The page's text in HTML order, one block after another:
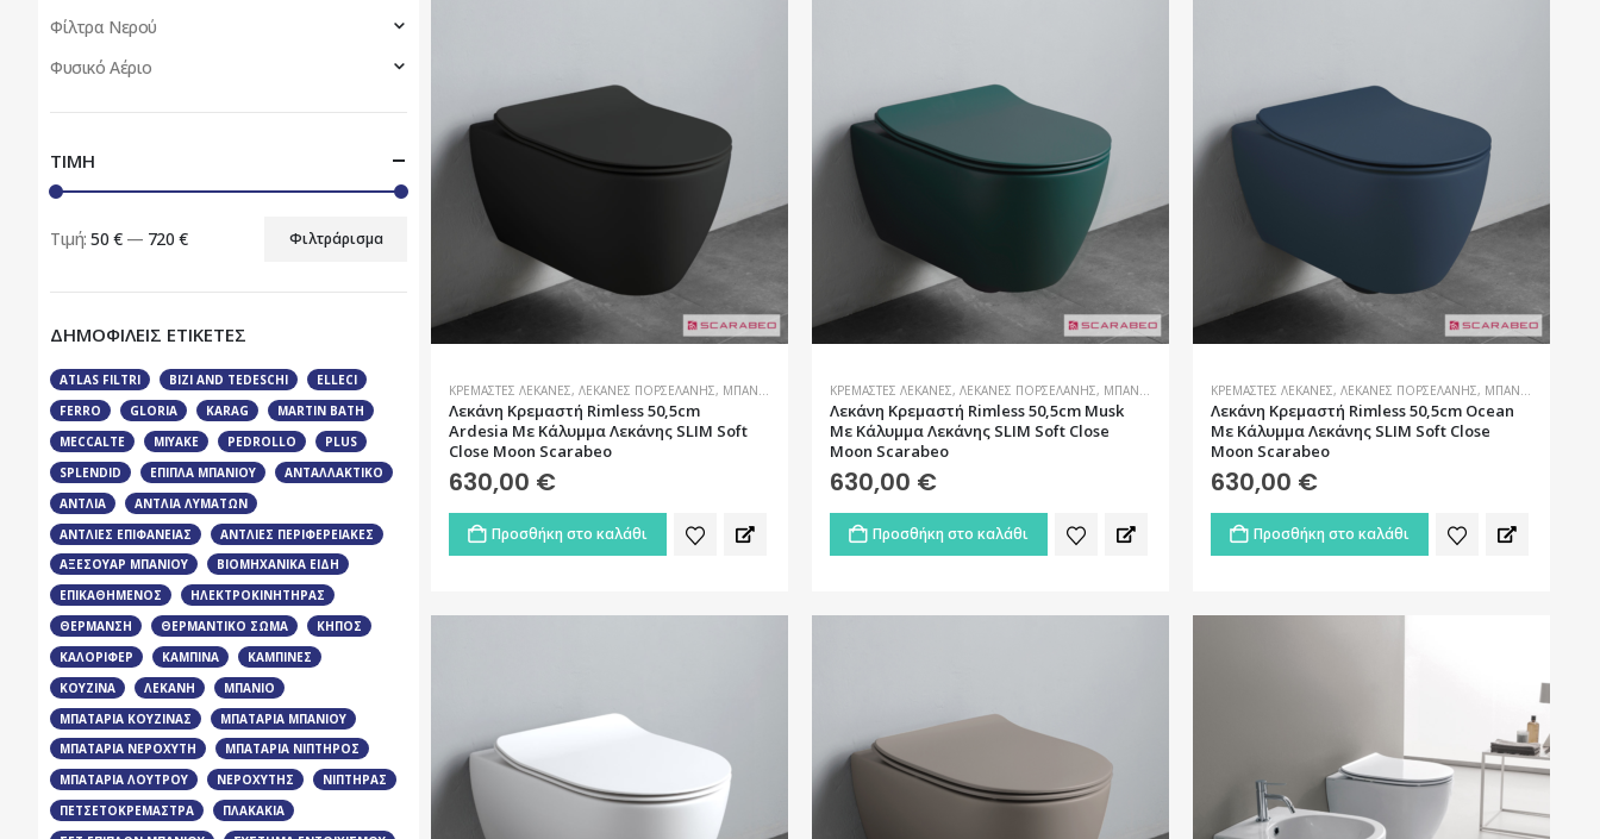
ΚΡΕΜΑΣΤΈΣ ΛΕΚΆΝΕΣ, ΛΕΚΆΝΕΣ ΠΟΡΣΕΛΆΝΗΣ, ΜΠΆΝΙΟ
Λεκάνη Kρεμαστή Rimless 50,5cm
Ardesia Με Κάλυμμα Λεκάνης SLIM Soft
Close Moon Scarabeo
630,00 €
Προσθήκη στο καλάθι
ΚΡΕΜΑΣΤΈΣ ΛΕΚΆΝΕΣ, ΛΕΚΆΝΕΣ ΠΟΡΣΕΛΆΝΗΣ, ΜΠΆΝΙΟ
Λεκάνη Kρεμαστή Rimless 50,5cm Musk
Με Κάλυμμα Λεκάνης SLIM Soft Close
Moon Scarabeo
630,00 €
Προσθήκη στο καλάθι
ΚΡΕΜΑΣΤΈΣ ΛΕΚΆΝΕΣ, ΛΕΚΆΝΕΣ ΠΟΡΣΕΛΆΝΗΣ, ΜΠΆΝΙΟ
Λεκάνη Kρεμαστή Rimless 50,5cm Ocean
Με Κάλυμμα Λεκάνης SLIM Soft Close
Moon Scarabeo
630,00 €
Προσθήκη στο καλάθι
Φίλτρα Νερού
Φυσικό Αέριο
ΤΙΜΗ
Ελάχιστη
τιμή
Μέγιστη
τιμή
Φιλτράρισμα
Τιμή:50 €— 720 €
ΔΗΜΟΦΙΛΕΙΣ ΕΤΙΚΕΤΕΣ
ATLAS FILTRI BIZI AND TEDESCHI
ELLECI
FERRO
GLORIA KARAG
MARTIN BATH
MECCALTE
MIYAKE PEDROLLO
PLUS
SPLENDID
ΈΠΙΠΛΑ ΜΠΆΝΙΟΥ
ΑΝΤΑΛΛΑΚΤΙΚΌ
ΑΝΤΛΊΑ
ΑΝΤΛΊΑ ΛΥΜΆΤΩΝ
ΑΝΤΛΊΕΣ ΕΠΙΦΆΝΕΙΑΣ
ΑΝΤΛΊΕΣ ΠΕΡΙΦΕΡΕΙΑΚΈΣ
ΑΞΕΣΟΥΆΡ ΜΠΆΝΙΟΥ
ΒΙΟΜΗΧΑΝΙΚΆ ΕΊΔΗ
ΕΠΙΚΑΘΉΜΕΝΟΣ
ΗΛΕΚΤΡΟΚΙΝΗΤΉΡΑΣ
ΘΈΡΜΑΝΣΗ
ΘΕΡΜΑΝΤΙΚΌ ΣΏΜΑ
ΚΉΠΟΣ
ΚΑΛΟΡΙΦΈΡ
ΚΑΜΠΊΝΑ
ΚΑΜΠΊΝΕΣ
ΚΟΥΖΊΝΑ
ΛΕΚΆΝΗ
ΜΠΑΝΙΟ
ΜΠΑΤΑΡΊΑ ΚΟΥΖΊΝΑΣ
ΜΠΑΤΑΡΊΑ ΜΠΆΝΙΟΥ
ΜΠΑΤΑΡΊΑ ΝΕΡΟΧΎΤΗ
ΜΠΑΤΑΡΊΑ ΝΙΠΤΉΡΟΣ
ΜΠΑΤΑΡΊΑ ΛΟΥΤΡΟΎ
ΝΕΡΟΧΎΤΗΣ
ΝΙΠΤΉΡΑΣ
ΠΕΤΣΕΤΟΚΡΕΜΆΣΤΡΑ
ΠΛΑΚΆΚΙΑ